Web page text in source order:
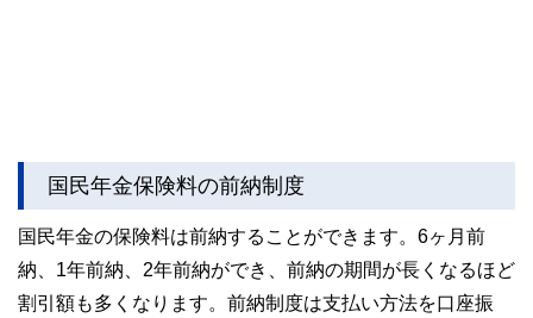
国民年金保険料の前納制度
国民年金の保険料は前納することができます。6ヶ月前
納、1年前納、2年前納ができ、前納の期間が長くなるほど
割引額も多くなります。前納制度は支払い方法を口座振